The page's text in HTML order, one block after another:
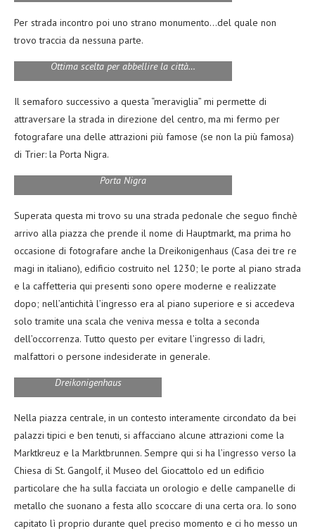
Per strada incontro poi uno strano monumento…del quale non
trovo traccia da nessuna parte.
Ottima scelta per abbellire la città…
Il semaforo successivo a questa “meraviglia” mi permette di
attraversare la strada in direzione del centro, ma mi fermo per
fotografare una delle attrazioni più famose (se non la più famosa)
di Trier: la Porta Nigra.
Porta Nigra
Superata questa mi trovo su una strada pedonale che seguo finchè
arrivo alla piazza che prende il nome di Hauptmarkt, ma prima ho
occasione di fotografare anche la Dreikonigenhaus (Casa dei tre re
magi in italiano), edificio costruito nel 1230; le porte al piano strada
e la caffetteria qui presenti sono opere moderne e realizzate
dopo; nell’antichità l’ingresso era al piano superiore e si accedeva
solo tramite una scala che veniva messa e tolta a seconda
dell’occorrenza. Tutto questo per evitare l’ingresso di ladri,
malfattori o persone indesiderate in generale.
Dreikonigenhaus
Nella piazza centrale, in un contesto interamente circondato da bei
palazzi tipici e ben tenuti, si affacciano alcune attrazioni come la
Marktkreuz e la Marktbrunnen. Sempre qui si ha l’ingresso verso la
Chiesa di St. Gangolf, il Museo del Giocattolo ed un edificio
particolare che ha sulla facciata un orologio e delle campanelle di
metallo che suonano a festa allo scoccare di una certa ora. Io sono
capitato lì proprio durante quel preciso momento e ci ho messo un